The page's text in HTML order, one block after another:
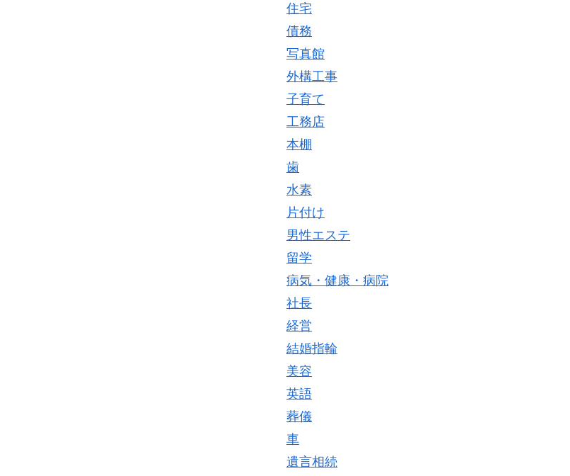
住宅
債務
写真館
外構工事
子育て
工務店
本棚
歯
水素
片付け
男性エステ
留学
病気・健康・病院
社長
経営
結婚指輪
美容
英語
葬儀
車
遺言相続